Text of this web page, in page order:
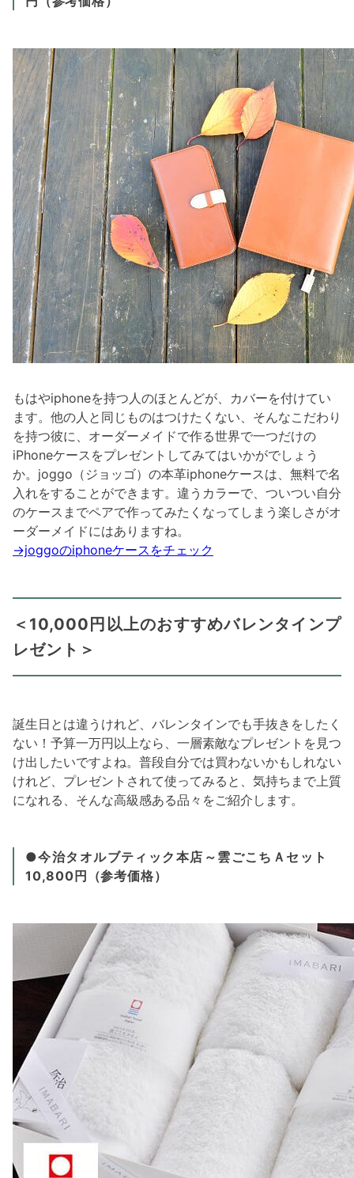
もはやiphoneを持つ人のほとんどが、カバーを付けてい
ます。他の人と同じものはつけたくない、そんなこだわり
を持つ彼に、オーダーメイドで作る世界で一つだけの
iPhoneケースをプレゼントしてみてはいかがでしょう
か。joggo（ジョッゴ）の本革iphoneケースは、無料で名
入れをすることができます。違うカラーで、ついつい自分
のケースまでペアで作ってみたくなってしまう楽しさがオ
ーダーメイドにはありますね。
→joggoのiphoneケースをチェック
＜10,000円以上のおすすめバレンタインプ
レゼント＞
誕生日とは違うけれど、バレンタインでも手抜きをしたく
ない！予算一万円以上なら、一層素敵なプレゼントを見つ
け出したいですよね。普段自分では買わないかもしれない
けれど、プレゼントされて使ってみると、気持ちまで上質
になれる、そんな高級感ある品々をご紹介します。
●今治タオルブティック本店～雲ごこちＡセット
10,800円（参考価格）